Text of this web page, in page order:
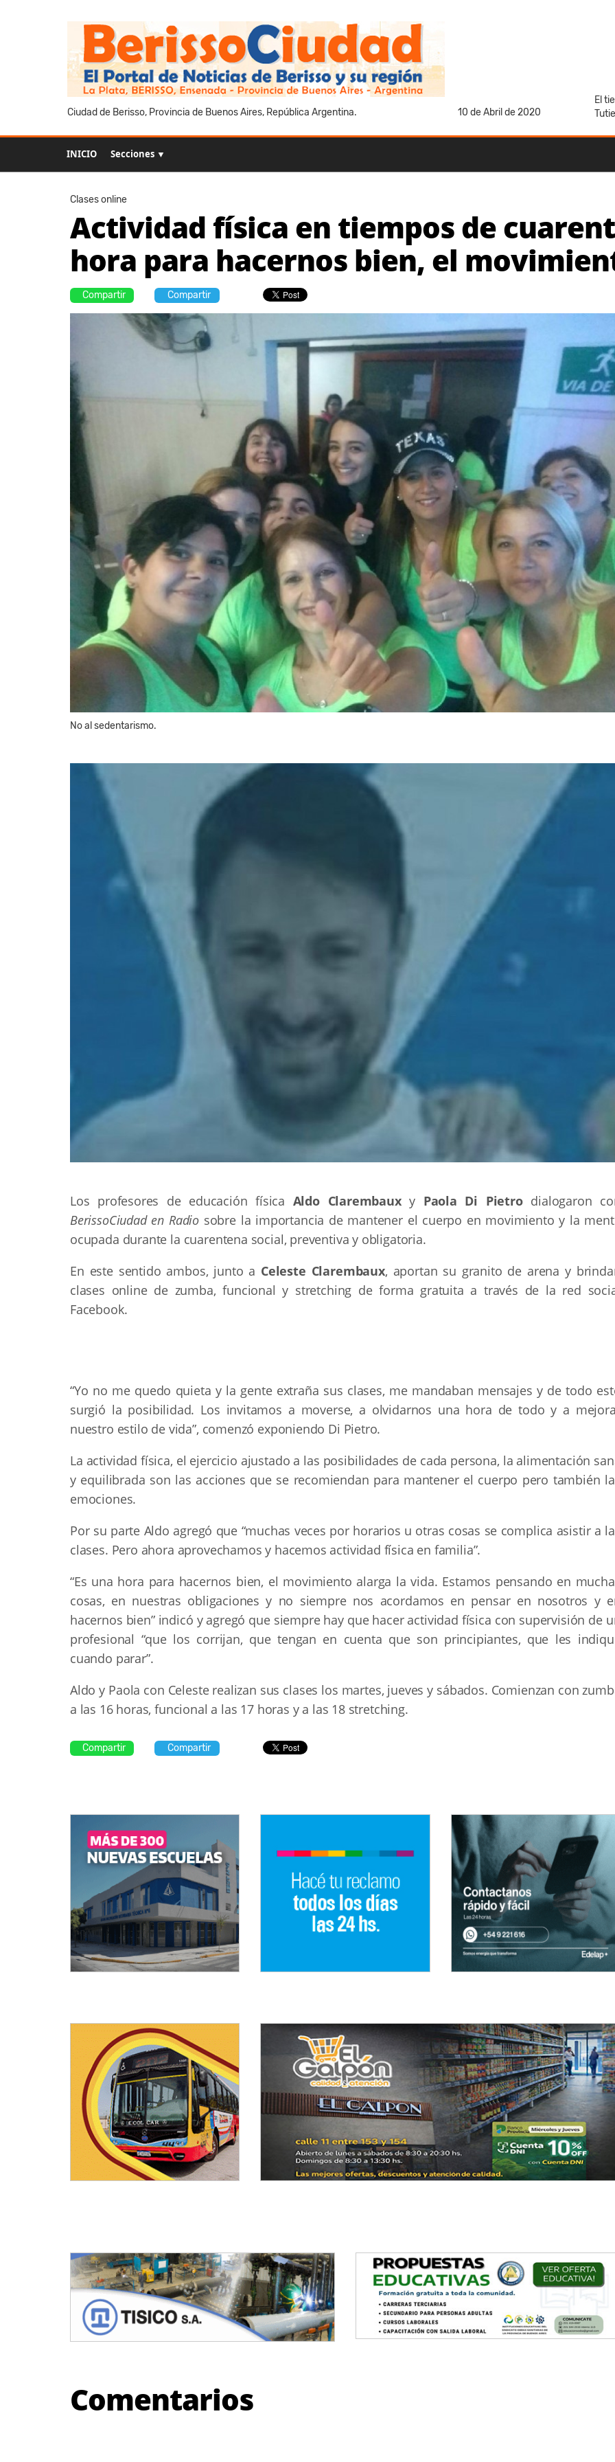
Ciudad de Berisso, Provincia de Buenos Aires, República Argentina. 10 de Abril de 2020
El
INICIO Secciones ▼
Clases online
Actividad física en tiempos de
hora para hacernos bien, el
Compartir Compartir
No al sedentarismo.
Los profesores de educación física Aldo Clarembauxy Paola Di Pietrodialogaron
BerissoCiudad en Radio sobre la importancia de mantener el cuerpo en movimiento y la
ocupada durante la cuarentena social, preventiva y obligatoria.
En este sentido ambos, junto a Celeste Clarembaux, aportan su granito de arena y
clases online de zumba, funcional y stretching de forma gratuita a través de la red
Facebook.
“Yo no me quedo quieta y la gente extraña sus clases, me mandaban mensajes y de todo
surgió la posibilidad. Los invitamos a moverse, a olvidarnos una hora de todo y a
nuestro estilo de vida”, comenzó exponiendo Di Pietro.
La actividad física, el ejercicio ajustado a las posibilidades de cada persona, la alimentación
y equilibrada son las acciones que se recomiendan para mantener el cuerpo pero también
emociones.
Por su parte Aldo agregó que “muchas veces por horarios u otras cosas se complica asistir a
clases. Pero ahora aprovechamos y hacemos actividad física en familia”.
“Es una hora para hacernos bien, el movimiento alarga la vida. Estamos pensando en
cosas, en nuestras obligaciones y no siempre nos acordamos en pensar en nosotros y
hacernos bien” indicó y agregó que siempre hay que hacer actividad física con supervisión de
profesional “que los corrijan, que tengan en cuenta que son principiantes, que les
cuando parar”.
Aldo y Paola con Celeste realizan sus clases los martes, jueves y sábados. Comienzan con
a las 16 horas, funcional a las 17 horas y a las 18 stretching.
Compartir Compartir
Comentarios